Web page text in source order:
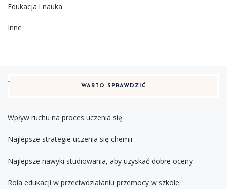
Edukacja i nauka
Inne
WARTO SPRAWDZIĆ
Wpływ ruchu na proces uczenia się
Najlepsze strategie uczenia się chemii
Najlepsze nawyki studiowania, aby uzyskać dobre oceny
Rola edukacji w przeciwdziałaniu przemocy w szkole